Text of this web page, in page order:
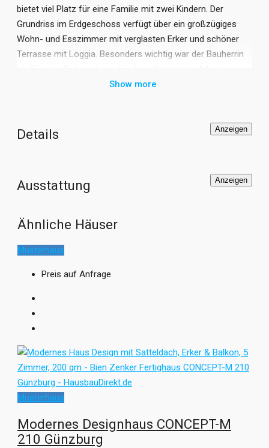
bietet viel Platz für eine Familie mit zwei Kindern. Der
Grundriss im Erdgeschoss verfügt über ein großzügiges
Wohn- und Esszimmer mit verglasten Erker und schöner
Terrasse mit Loggia. Besonders wichtig war der Bauherrin
Hause aus. Im Obergeschoss bietet das Einfamilienhaus
und das Familienbad. Das Dachgeschoss hat der Bauherr in
geschaffen. Das Vario-Haus 160 III von ECO System HAUS
ist ein individuelles Massivhaus mit Klinker Fassade,
Sprossenfenstern im KfW-Effizienzhaus 70-Standard.
Show more
Details Anzeigen
Ausstattung Anzeigen
Ähnliche Häuser
Musterhaus
Preis auf Anfrage
Musterhaus
Modernes Designhaus CONCEPT-M
210 Günzburg